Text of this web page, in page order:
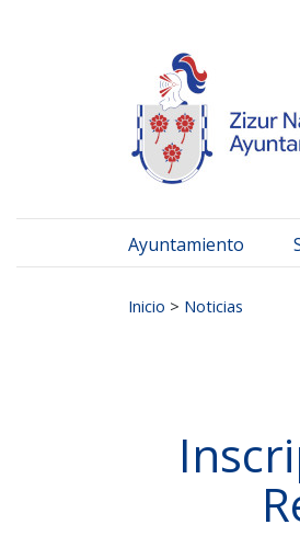
Ayuntamiento
Inicio > Noticias